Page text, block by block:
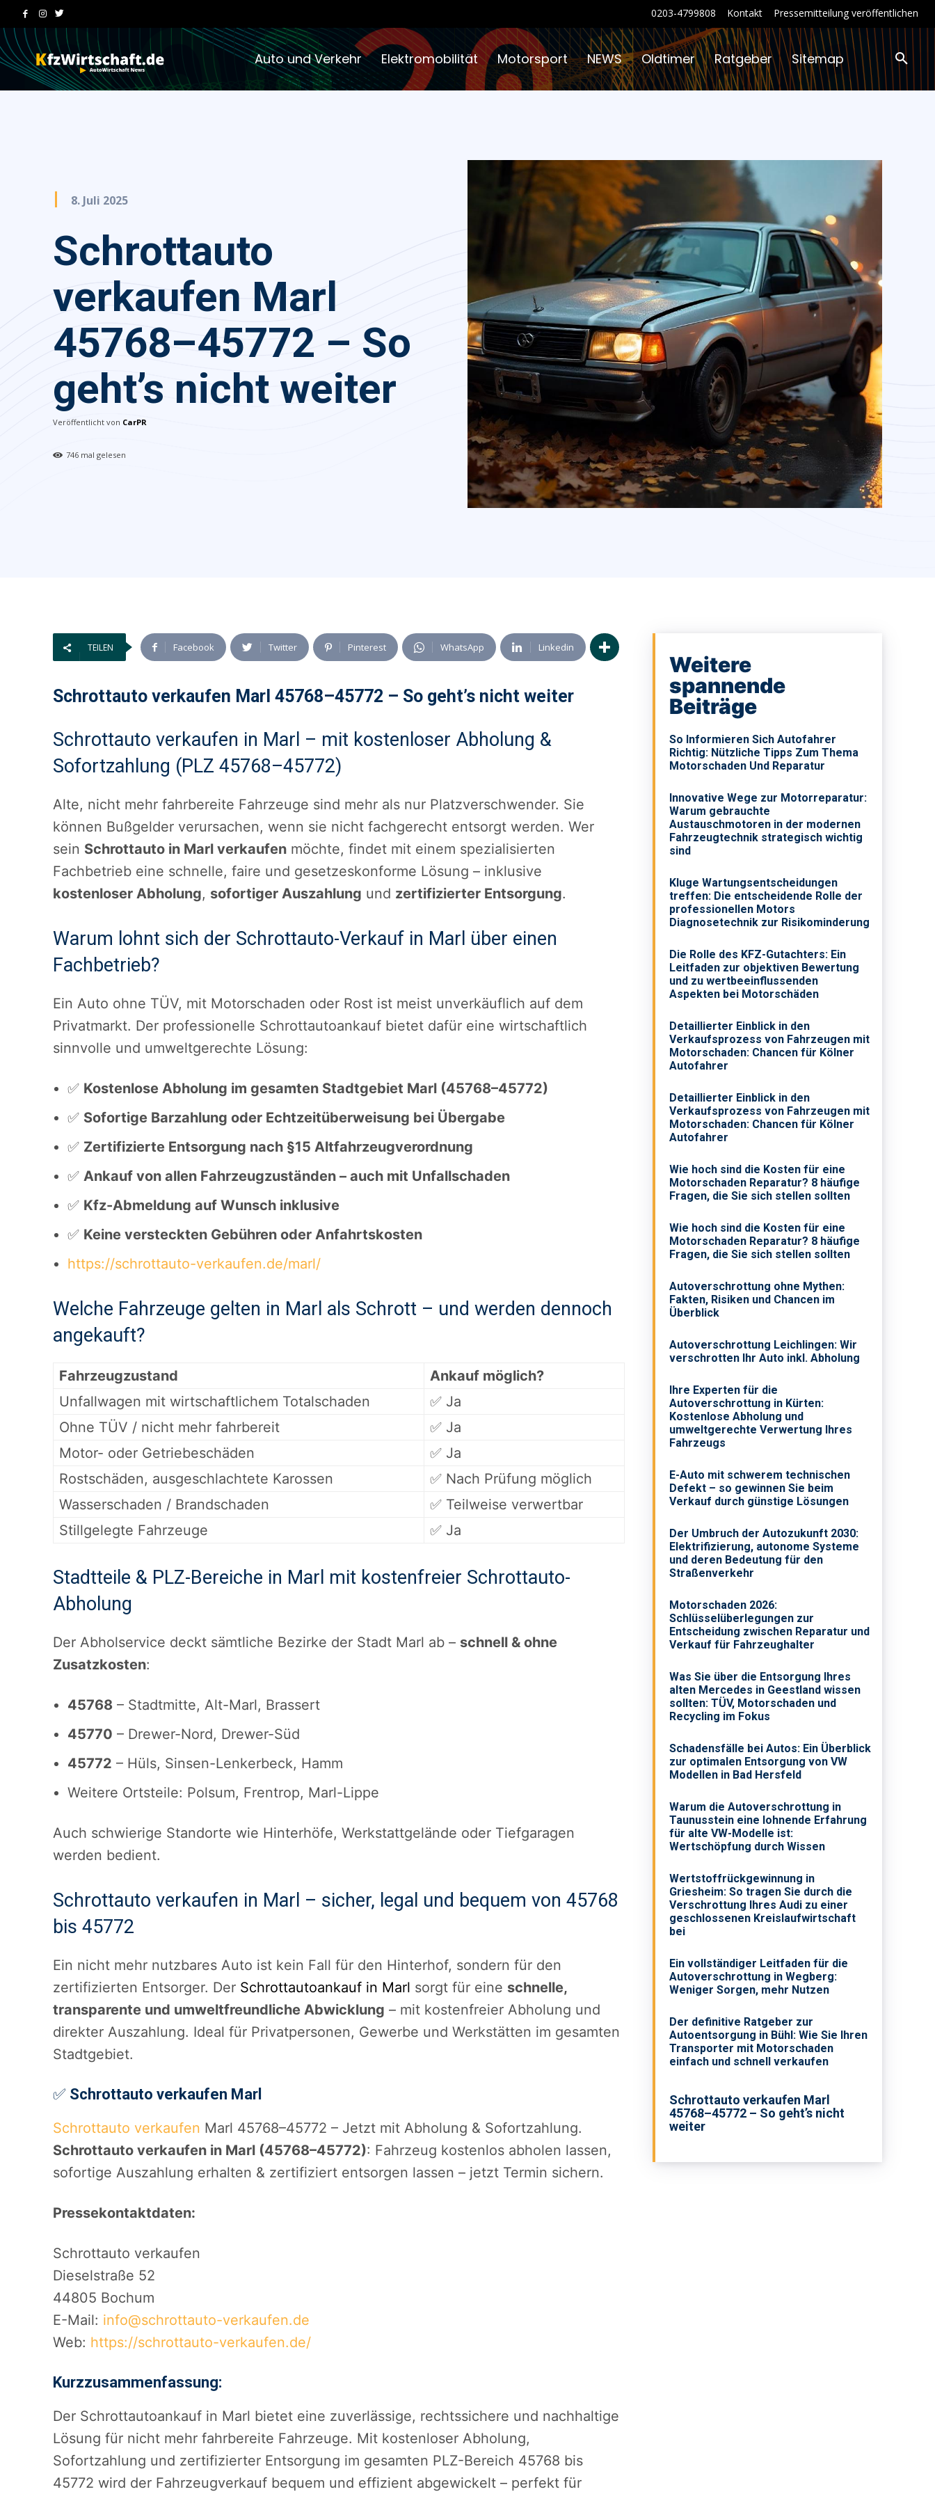
0203-4799808 Kontakt Pressemitteilung veröffentlichen
Auto und Verkehr Elektromobilität Motorsport NEWS Oldtimer Ratgeber Sitemap
8. Juli 2025
Schrottauto
verkaufen Marl
45768–45772 – So
geht’s nicht weiter
Veröffentlicht von CarPR
746 mal gelesen
TEILEN Facebook Twitter Pinterest WhatsApp Linkedin
Schrottauto verkaufen Marl 45768–45772 – So geht’s nicht weiter
Schrottauto verkaufen in Marl – mit kostenloser Abholung &
Sofortzahlung (PLZ 45768–45772)
Alte, nicht mehr fahrbereite Fahrzeuge sind mehr als nur Platzverschwender. Sie
können Bußgelder verursachen, wenn sie nicht fachgerecht entsorgt werden. Wer
sein Schrottauto in Marl verkaufen möchte, findet mit einem spezialisierten
Fachbetrieb eine schnelle, faire und gesetzeskonforme Lösung – inklusive
kostenloser Abholung, sofortiger Auszahlung und zertifizierter Entsorgung.
Warum lohnt sich der Schrottauto-Verkauf in Marl über einen
Fachbetrieb?
Ein Auto ohne TÜV, mit Motorschaden oder Rost ist meist unverkäuflich auf dem
Privatmarkt. Der professionelle Schrottautoankauf bietet dafür eine wirtschaftlich
sinnvolle und umweltgerechte Lösung:
✅ Kostenlose Abholung im gesamten Stadtgebiet Marl (45768–45772)
✅ Sofortige Barzahlung oder Echtzeitüberweisung bei Übergabe
✅ Zertifizierte Entsorgung nach §15 Altfahrzeugverordnung
✅ Ankauf von allen Fahrzeugzuständen – auch mit Unfallschaden
✅ Kfz-Abmeldung auf Wunsch inklusive
✅ Keine versteckten Gebühren oder Anfahrtskosten
https://schrottauto-verkaufen.de/marl/
Welche Fahrzeuge gelten in Marl als Schrott – und werden dennoch
angekauft?
Fahrzeugzustand
Ankauf möglich?
Unfallwagen mit wirtschaftlichem Totalschaden
✅ Ja
Ohne TÜV / nicht mehr fahrbereit
✅ Ja
Motor- oder Getriebeschäden
✅ Ja
Rostschäden, ausgeschlachtete Karossen
✅ Nach Prüfung möglich
Wasserschaden / Brandschaden
✅ Teilweise verwertbar
Stillgelegte Fahrzeuge
✅ Ja
Stadtteile & PLZ-Bereiche in Marl mit kostenfreier Schrottauto-
Abholung
Der Abholservice deckt sämtliche Bezirke der Stadt Marl ab – schnell & ohne
Zusatzkosten:
45768 – Stadtmitte, Alt-Marl, Brassert
45770 – Drewer-Nord, Drewer-Süd
45772 – Hüls, Sinsen-Lenkerbeck, Hamm
Weitere Ortsteile: Polsum, Frentrop, Marl-Lippe
Auch schwierige Standorte wie Hinterhöfe, Werkstattgelände oder Tiefgaragen
werden bedient.
Schrottauto verkaufen in Marl – sicher, legal und bequem von 45768
bis 45772
Ein nicht mehr nutzbares Auto ist kein Fall für den Hinterhof, sondern für den
zertifizierten Entsorger. Der Schrottautoankauf in Marl sorgt für eine schnelle,
transparente und umweltfreundliche Abwicklung – mit kostenfreier Abholung und
direkter Auszahlung. Ideal für Privatpersonen, Gewerbe und Werkstätten im gesamten
Stadtgebiet.
✅ Schrottauto verkaufen Marl
Schrottauto verkaufen Marl 45768–45772 – Jetzt mit Abholung & Sofortzahlung.
Schrottauto verkaufen in Marl (45768–45772): Fahrzeug kostenlos abholen lassen,
sofortige Auszahlung erhalten & zertifiziert entsorgen lassen – jetzt Termin sichern.
Pressekontaktdaten:
Schrottauto verkaufen
Dieselstraße 52
44805 Bochum
E-Mail: info@schrottauto-verkaufen.de
Web: https://schrottauto-verkaufen.de/
Kurzzusammenfassung:
Der Schrottautoankauf in Marl bietet eine zuverlässige, rechtssichere und nachhaltige
Lösung für nicht mehr fahrbereite Fahrzeuge. Mit kostenloser Abholung,
Sofortzahlung und zertifizierter Entsorgung im gesamten PLZ-Bereich 45768 bis
45772 wird der Fahrzeugverkauf bequem und effizient abgewickelt – perfekt für
Weitere
spannende
Beiträge
So Informieren Sich Autofahrer
Richtig: Nützliche Tipps Zum Thema
Motorschaden Und Reparatur
Innovative Wege zur Motorreparatur:
Warum gebrauchte
Austauschmotoren in der modernen
Fahrzeugtechnik strategisch wichtig
sind
Kluge Wartungsentscheidungen
treffen: Die entscheidende Rolle der
professionellen Motors
Diagnosetechnik zur Risikominderung
Die Rolle des KFZ-Gutachters: Ein
Leitfaden zur objektiven Bewertung
und zu wertbeeinflussenden
Aspekten bei Motorschäden
Detaillierter Einblick in den
Verkaufsprozess von Fahrzeugen mit
Motorschaden: Chancen für Kölner
Autofahrer
Detaillierter Einblick in den
Verkaufsprozess von Fahrzeugen mit
Motorschaden: Chancen für Kölner
Autofahrer
Wie hoch sind die Kosten für eine
Motorschaden Reparatur? 8 häufige
Fragen, die Sie sich stellen sollten
Wie hoch sind die Kosten für eine
Motorschaden Reparatur? 8 häufige
Fragen, die Sie sich stellen sollten
Autoverschrottung ohne Mythen:
Fakten, Risiken und Chancen im
Überblick
Autoverschrottung Leichlingen: Wir
verschrotten Ihr Auto inkl. Abholung
Ihre Experten für die
Autoverschrottung in Kürten:
Kostenlose Abholung und
umweltgerechte Verwertung Ihres
Fahrzeugs
E-Auto mit schwerem technischen
Defekt – so gewinnen Sie beim
Verkauf durch günstige Lösungen
Der Umbruch der Autozukunft 2030:
Elektrifizierung, autonome Systeme
und deren Bedeutung für den
Straßenverkehr
Motorschaden 2026:
Schlüsselüberlegungen zur
Entscheidung zwischen Reparatur und
Verkauf für Fahrzeughalter
Was Sie über die Entsorgung Ihres
alten Mercedes in Geestland wissen
sollten: TÜV, Motorschaden und
Recycling im Fokus
Schadensfälle bei Autos: Ein Überblick
zur optimalen Entsorgung von VW
Modellen in Bad Hersfeld
Warum die Autoverschrottung in
Taunusstein eine lohnende Erfahrung
für alte VW-Modelle ist:
Wertschöpfung durch Wissen
Wertstoffrückgewinnung in
Griesheim: So tragen Sie durch die
Verschrottung Ihres Audi zu einer
geschlossenen Kreislaufwirtschaft
bei
Ein vollständiger Leitfaden für die
Autoverschrottung in Wegberg:
Weniger Sorgen, mehr Nutzen
Der definitive Ratgeber zur
Autoentsorgung in Bühl: Wie Sie Ihren
Transporter mit Motorschaden
einfach und schnell verkaufen
Schrottauto verkaufen Marl
45768–45772 – So geht’s nicht
weiter